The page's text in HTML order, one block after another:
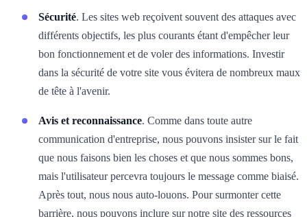
Sécurité. Les sites web reçoivent souvent des attaques avec
différents objectifs, les plus courants étant d'empêcher leur
bon fonctionnement et de voler des informations. Investir
dans la sécurité de votre site vous évitera de nombreux maux
de tête à l'avenir.
Avis et reconnaissance. Comme dans toute autre
communication d'entreprise, nous pouvons insister sur le fait
que nous faisons bien les choses et que nous sommes bons,
mais l'utilisateur percevra toujours le message comme biaisé.
Après tout, nous nous auto-louons. Pour surmonter cette
barrière, nous pouvons inclure sur notre site des ressources